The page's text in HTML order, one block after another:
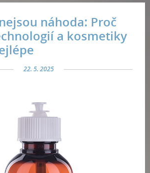
náhoda: Proč
a kosmetiky
22. 5. 2025